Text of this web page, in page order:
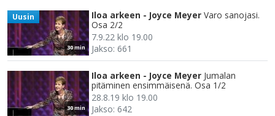
30 min
Uusin Iloa arkeen - Joyce Meyer Varo sanojasi.
Osa 2/2
7.9.22 klo 19.00
Jakso: 661
30 min
Iloa arkeen - Joyce Meyer Jumalan
pitäminen ensimmäisenä. Osa 1/2
28.8.19 klo 19.00
Jakso: 642